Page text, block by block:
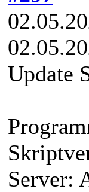
Update
Server: